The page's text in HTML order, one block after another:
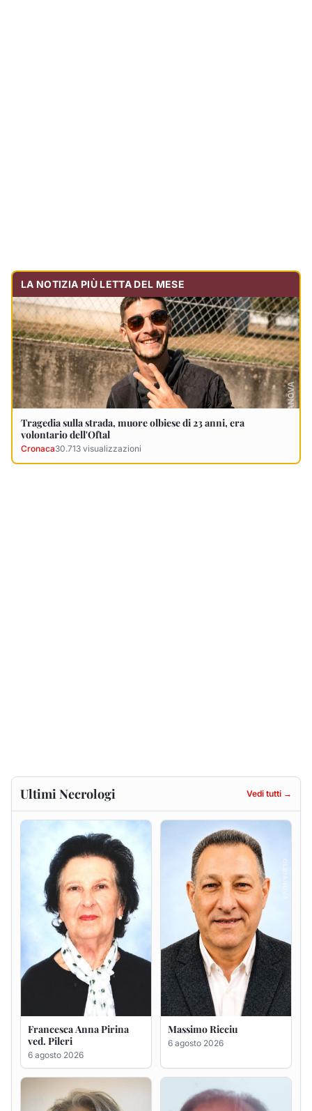
Francesca Anna Pirina
ved. Pileri
6 agosto 2026
Massimo Ricciu
6 agosto 2026
Maria Teresa Floris ved.
6 agosto 2026
Renzo Murrai
5 agosto 2026